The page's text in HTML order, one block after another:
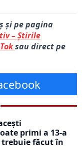
și pe pagina
– Știrile
sau direct pe
primi a 13-a
trebuie făcut în